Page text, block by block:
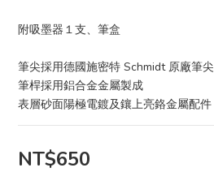
附吸墨器１支、筆盒
筆尖採用德國施密特 Schmidt 原廠筆尖
筆桿採用鋁合金金屬製成
表層砂面陽極電鍍及鑲上亮鉻金屬配件
NT$650